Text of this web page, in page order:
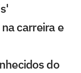
carreira e
do